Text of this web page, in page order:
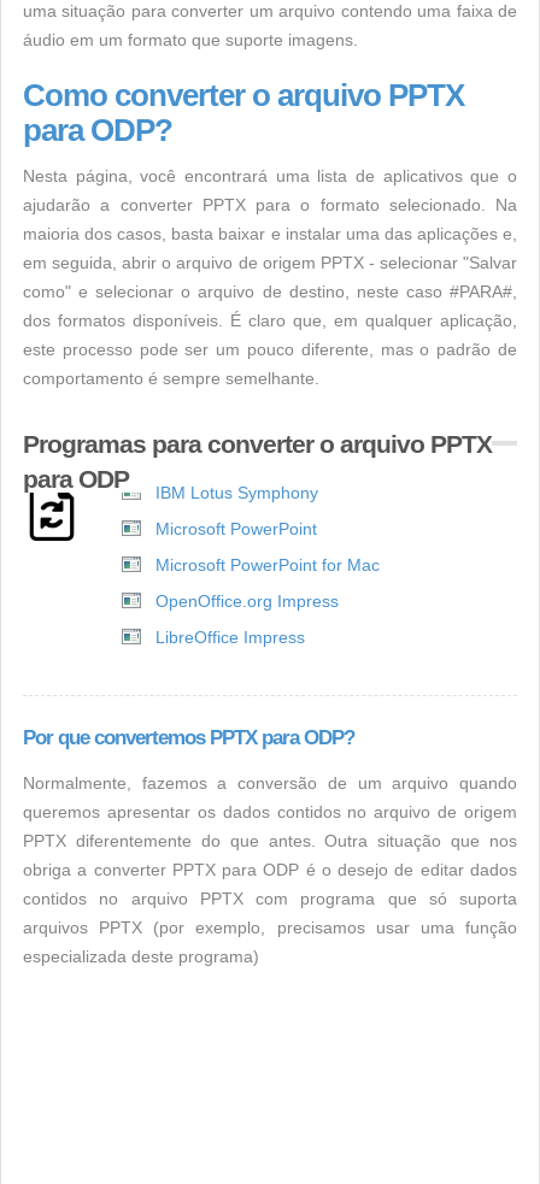
uma situação para converter um arquivo contendo uma faixa de
áudio em um formato que suporte imagens.
Como converter o arquivo PPTX
para ODP?
Nesta página, você encontrará uma lista de aplicativos que o
ajudarão a converter PPTX para o formato selecionado. Na
maioria dos casos, basta baixar e instalar uma das aplicações e,
em seguida, abrir o arquivo de origem PPTX - selecionar "Salvar
como" e selecionar o arquivo de destino, neste caso #PARA#,
dos formatos disponíveis. É claro que, em qualquer aplicação,
este processo pode ser um pouco diferente, mas o padrão de
comportamento é sempre semelhante.
Programas para converter o arquivo PPTX
para ODP
IBM Lotus Symphony
Microsoft PowerPoint
Microsoft PowerPoint for Mac
OpenOffice.org Impress
LibreOffice Impress
Por que convertemos PPTX para ODP?
Normalmente, fazemos a conversão de um arquivo quando
queremos apresentar os dados contidos no arquivo de origem
PPTX diferentemente do que antes. Outra situação que nos
obriga a converter PPTX para ODP é o desejo de editar dados
contidos no arquivo PPTX com programa que só suporta
arquivos PPTX (por exemplo, precisamos usar uma função
especializada deste programa)